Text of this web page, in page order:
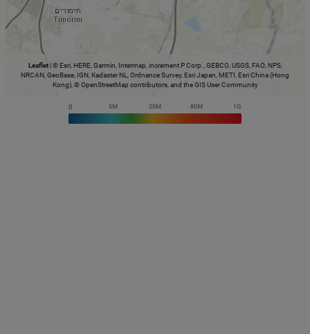
Leaflet © Esri, HERE, Garmin, Intermap, increment P Corp., GEBCO, USGS, FAO, NPS,
NRCAN, GeoBase, IGN, Kadaster NL, Ordnance Survey, Esri Japan, METI, Esri China (Hong
Kong), © OpenStreetMap contributors, and the GIS User Community